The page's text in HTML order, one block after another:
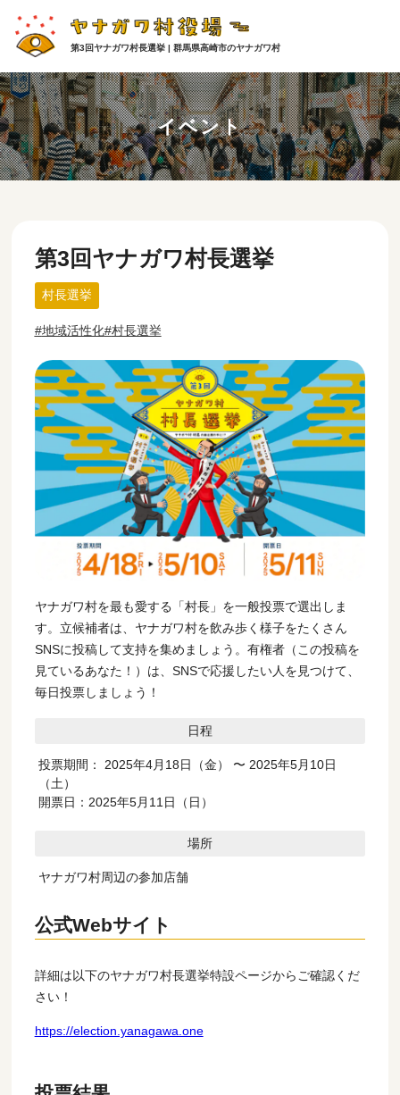
第3回ヤナガワ村長選挙 | 群馬県高崎市のヤナガワ村
イベント
第3回ヤナガワ村長選挙
村長選挙
地域活性化 村長選挙
ヤナガワ村を最も愛する「村長」を一般投票で選出しま
す。立候補者は、ヤナガワ村を飲み歩く様子をたくさん
SNSに投稿して支持を集めましょう。有権者（この投稿を
見ているあなた！）は、SNSで応援したい人を見つけて、
毎日投票しましょう！
日程
投票期間： 2025年4月18日（金） 〜 2025年5月10日
（土）
開票日：2025年5月11日（日）
場所
ヤナガワ村周辺の参加店舗
公式Webサイト
詳細は以下のヤナガワ村長選挙特設ページからご確認くだ
さい！
https://election.yanagawa.one